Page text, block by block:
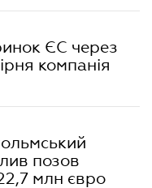
ЄС через
компанія
позов
млн євро